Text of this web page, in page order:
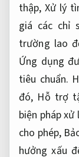
thập,Xử lý
giá các chỉ
trường lao
Ứng dụng
tiêu chuẩn.
đó, Hỗ trợ
biện pháp
cho phép,
hưởng xấu